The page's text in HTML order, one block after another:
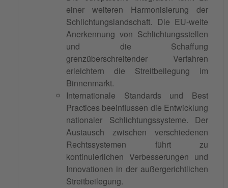
einer weiteren Harmonisierung der
Schlichtungslandschaft. Die EU-weite
Anerkennung von Schlichtungsstellen
und die Schaffung
grenzüberschreitender Verfahren
erleichtern die Streitbeilegung im
Binnenmarkt.
Internationale Standards und Best
Practices beeinflussen die Entwicklung
nationaler Schlichtungssysteme. Der
Austausch zwischen verschiedenen
Rechtssystemen führt zu
kontinuierlichen Verbesserungen und
Innovationen in der außergerichtlichen
Streitbeilegung.